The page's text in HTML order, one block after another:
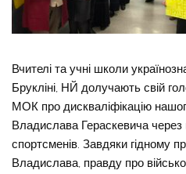
Вчителі та учні школи
Брукліні, НЙ долучають свій
МОК про дискваліфікацію
Владислава Гераскевича
спортсменів. Завдяки гідному
Владислава, правду про